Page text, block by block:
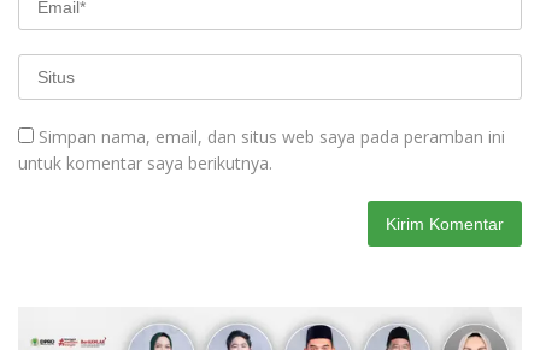
Simpan nama, email, dan situs web saya pada peramban ini
untuk komentar saya berikutnya.